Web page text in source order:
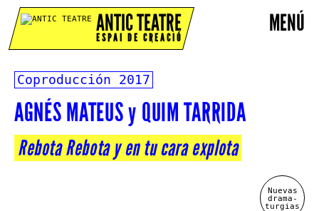
MENÚ
ANTIC TEATRE
ESPAI DE CREACIÓ
Coproducción 2017
AGNÉS MATEUS y QUIM TARRIDA
Rebota Rebota y en tu cara explota
Nuevas
drama-
turgias